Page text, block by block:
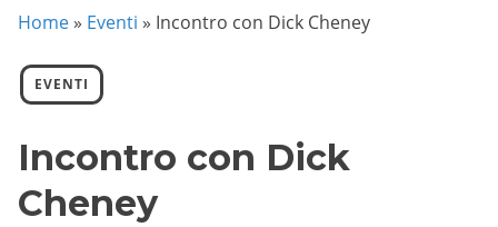
Home » Eventi » Incontro con Dick Cheney
EVENTI
Incontro con Dick
Cheney